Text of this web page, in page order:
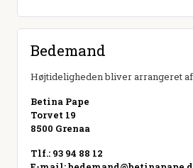
Bedemand
Højtideligheden bliver arrangeret
Betina Pape
Torvet 19
8500 Grenaa
Tlf.: 93 94 88 12